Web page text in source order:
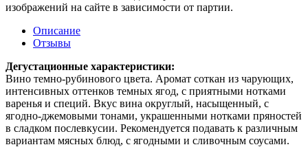
изображений на сайте в зависимости от партии.
Описание
Отзывы
Дегустационные характеристики:
Вино темно-рубинового цвета. Аромат соткан из чарующих,
интенсивных оттенков темных ягод, с приятными нотками
варенья и специй. Вкус вина округлый, насыщенный, с
ягодно-джемовыми тонами, украшенными нотками пряностей
в сладком послевкусии. Рекомендуется подавать к различным
вариантам мясных блюд, с ягодными и сливочным соусами.